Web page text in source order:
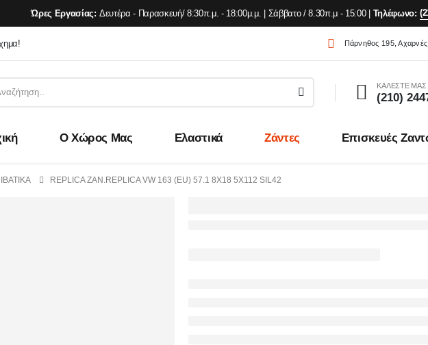
Ώρες Εργασίας: Δευτέρα - Παρασκευή/ 8:30π.μ. - 18:00μ.μ. | Σάββατο / 8.30π.μ - 15:00 | Τηλέφωνο:
Πάρνηθος 195, Αχαρνές
ΚΑΛΕΣΤΕ ΜΑΣ
(210)
Ο Χώρος Μας Ελαστικά Ζάντες Επισκευές
REPLICA ZAN.REPLICA VW 163 (EU) 57.1 8X18 5X112 SIL42